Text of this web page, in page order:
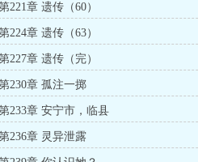
221章 遗传（60）
224章 遗传（63）
227章 遗传（完）
230章 孤注一掷
233章 安宁市，临县
236章 灵异泄露